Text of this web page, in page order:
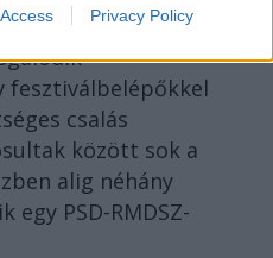
Privacy Policy
fesztiválbelépőkkel
csalás
között sok a
alig néhány
egy PSD-RMDSZ-